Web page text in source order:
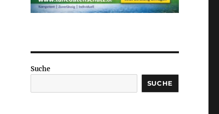
Suche
SUCHE